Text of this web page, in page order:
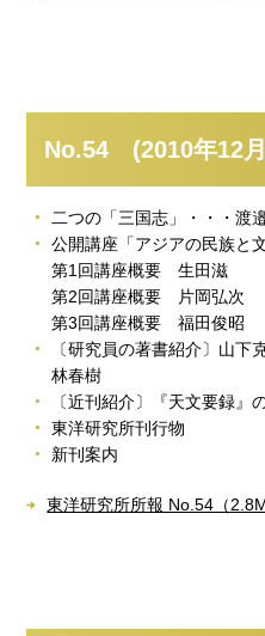
No.54 (2010年12
二つの「三国志」・・・渡
公開講座「アジアの民族と文
第1回講座概要 生田滋
第2回講座概要 片岡弘次
第3回講座概要 福田俊昭
〔研究員の著書紹介〕山下
林春樹
〔近刊紹介〕『天文要録』
東洋研究所刊行物
新刊案内
東洋研究所所報 No.54（